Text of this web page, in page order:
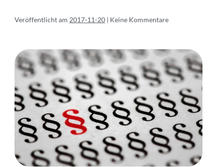
Veröffentlicht am 2017-11-20 | Keine Kommentare